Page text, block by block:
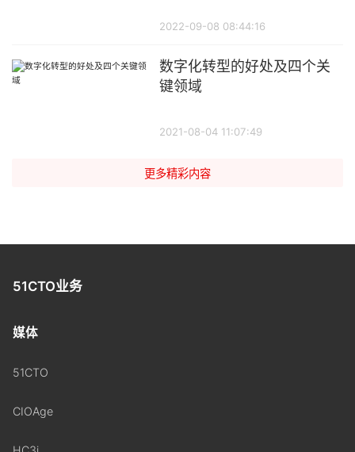
2022-09-08 08:44:16
数字化转型的好处及四个关
键领域
2021-08-04 11:07:49
更多精彩内容
51CTO业务
媒体
51CTO
CIOAge